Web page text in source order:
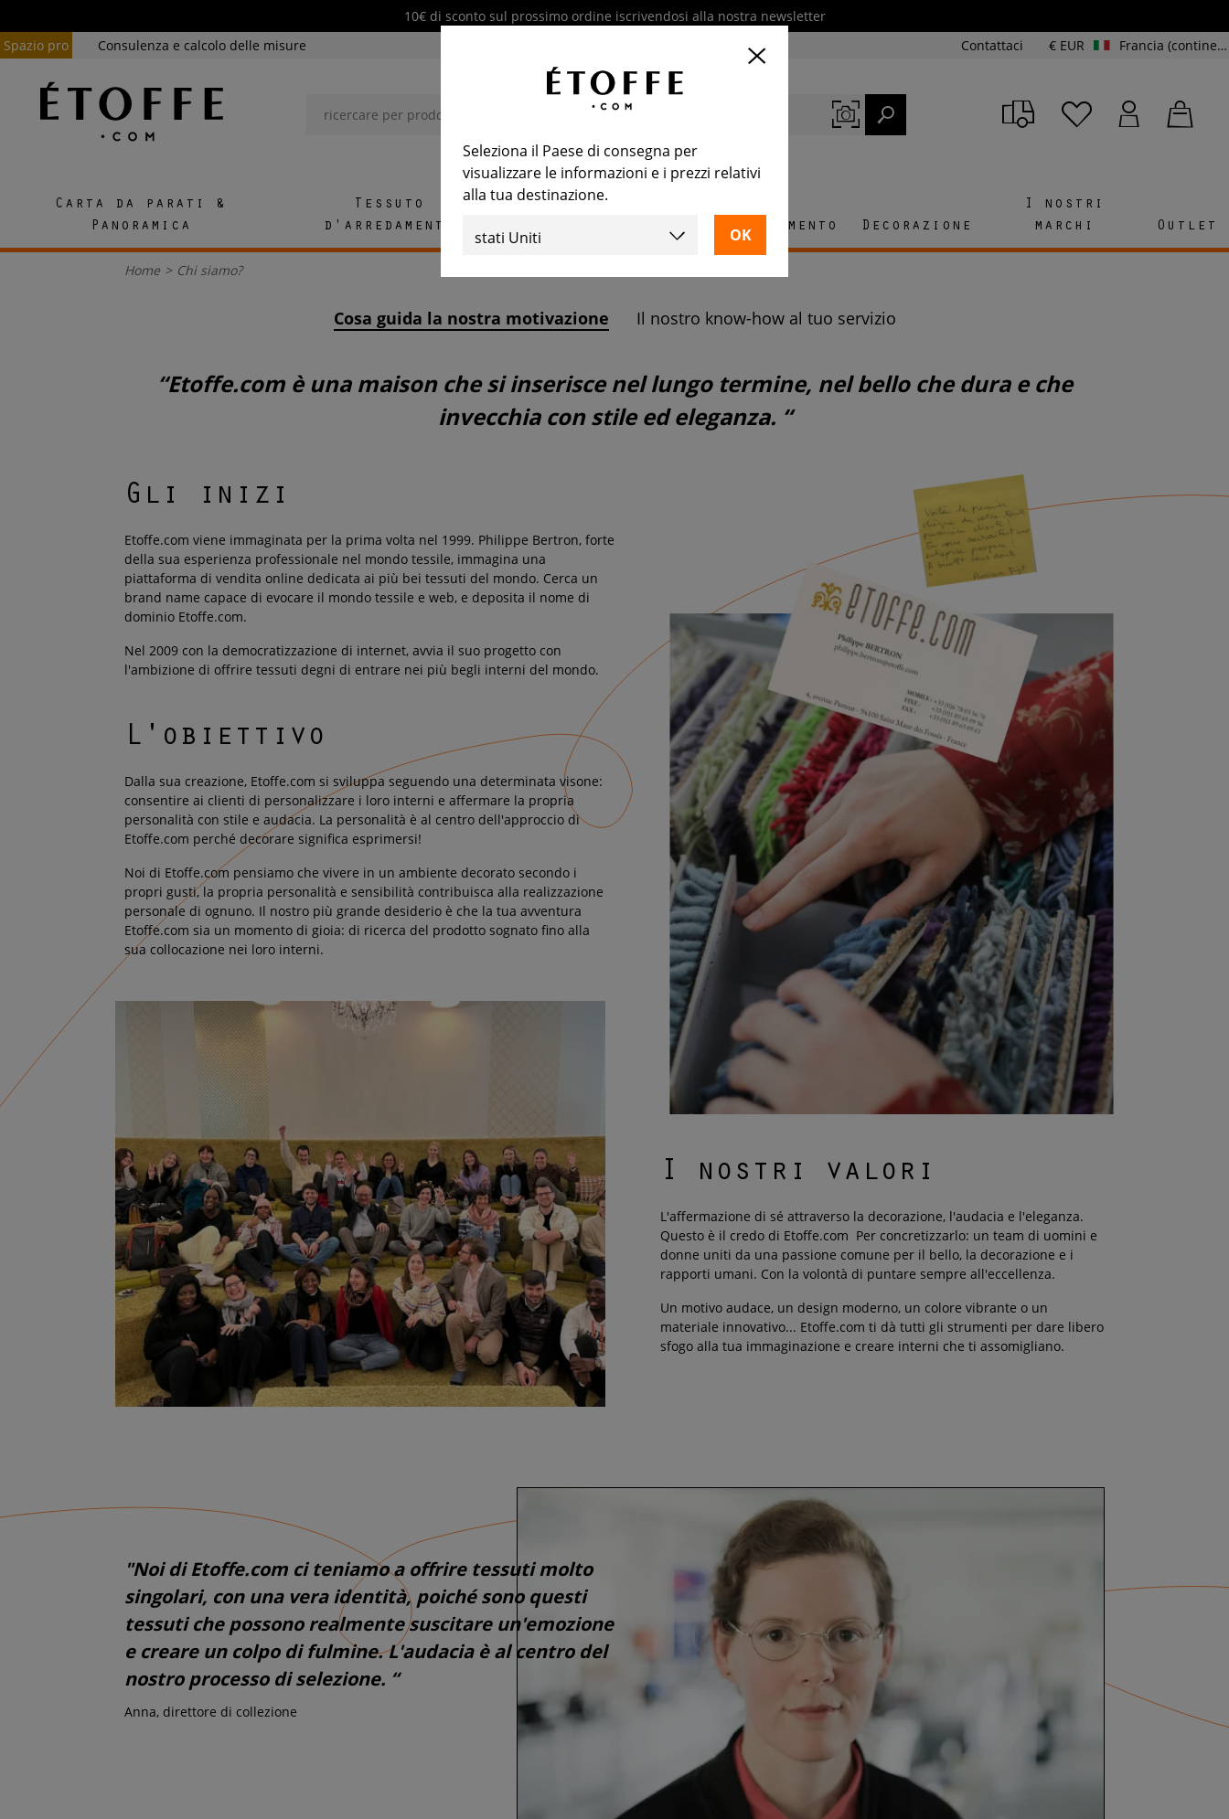
10€ di sconto sul prossimo ordine iscrivendosi alla nostra newsletter
Spazio pro
Consulenza e calcolo delle misure Contattaci € EUR Francia (continente e Corsica)
Carta da parati &
Panoramica
Tessuto
d'arredamento
Arredamento Decorazione
I nostri
marchi
Outlet
Home > Chi siamo?
Cosa guida la nostra motivazione Il nostro know-how al tuo servizio
“Etoffe.com è una maison che si inserisce nel lungo termine, nel bello che dura e che
invecchia con stile ed eleganza. “
Gli inizi
Etoffe.com viene immaginata per la prima volta nel 1999. Philippe Bertron, forte
della sua esperienza professionale nel mondo tessile, immagina una
piattaforma di vendita online dedicata ai più bei tessuti del mondo. Cerca un
brand name capace di evocare il mondo tessile e web, e deposita il nome di
dominio Etoffe.com.
Nel 2009 con la democratizzazione di internet, avvia il suo progetto con
l'ambizione di offrire tessuti degni di entrare nei più begli interni del mondo.
L'obiettivo
Dalla sua creazione, Etoffe.com si sviluppa seguendo una determinata visone:
consentire ai clienti di personalizzare i loro interni e affermare la propria
personalità con stile e audacia. La personalità è al centro dell'approccio di
Etoffe.com perché decorare significa esprimersi!
Noi di Etoffe.com pensiamo che vivere in un ambiente decorato secondo i
propri gusti, la propria personalità e sensibilità contribuisca alla realizzazione
personale di ognuno. Il nostro più grande desiderio è che la tua avventura
Etoffe.com sia un momento di gioia: di ricerca del prodotto sognato fino alla
sua collocazione nei loro interni.
I nostri valori
L'affermazione di sé attraverso la decorazione, l'audacia e l'eleganza.
Questo è il credo di Etoffe.com Per concretizzarlo: un team di uomini e
donne uniti da una passione comune per il bello, la decorazione e i
rapporti umani. Con la volontà di puntare sempre all'eccellenza.
Un motivo audace, un design moderno, un colore vibrante o un
materiale innovativo... Etoffe.com ti dà tutti gli strumenti per dare libero
sfogo alla tua immaginazione e creare interni che ti assomigliano.
"Noi di Etoffe.com ci teniamo a offrire tessuti molto
singolari, con una vera identità, poiché sono questi
tessuti che possono realmente suscitare un'emozione
e creare un colpo di fulmine. L'audacia è al centro del
nostro processo di selezione. “
Anna, direttore di collezione
Seleziona il Paese di consegna per
visualizzare le informazioni e i prezzi relativi
alla tua destinazione.